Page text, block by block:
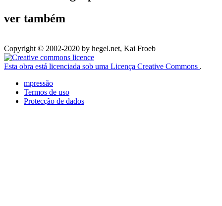
ver também
Copyright © 2002-2020 by hegel.net, Kai Froeb
Esta obra está licenciada sob uma Licença Creative Commons .
mpressão
Termos de uso
Protecção de dados